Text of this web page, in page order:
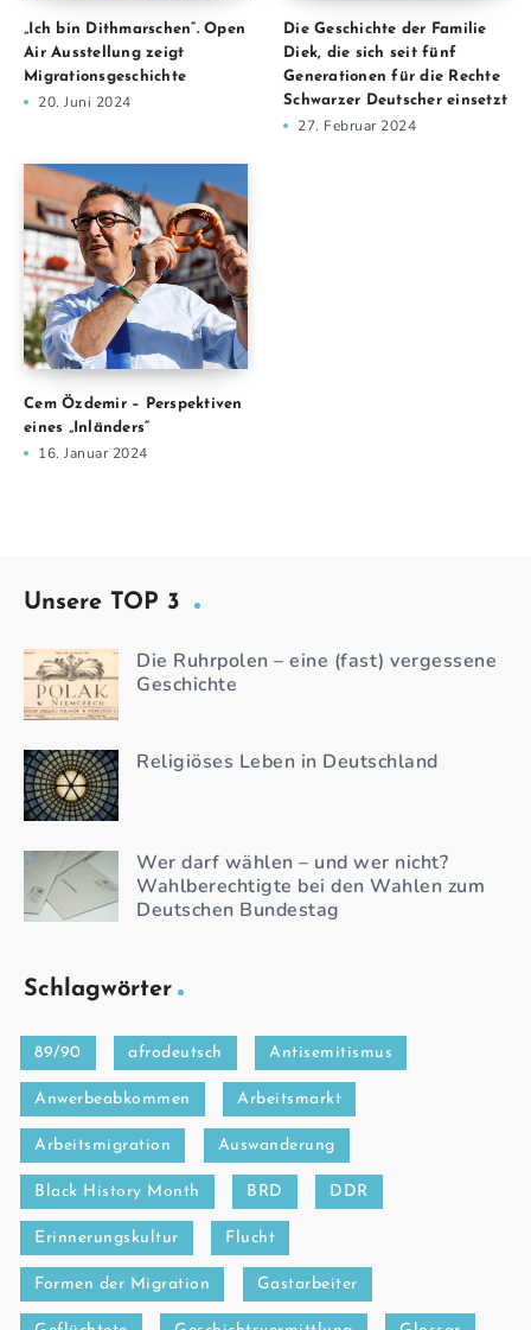
„Ich bin Dithmarschen“. Open
Air Ausstellung zeigt
Migrationsgeschichte
20. Juni 2024
Die Geschichte der Familie
Diek, die sich seit fünf
Generationen für die Rechte
Schwarzer Deutscher einsetzt
27. Februar 2024
Cem Özdemir – Perspektiven
eines „Inländers“
16. Januar 2024
Unsere TOP 3
Die Ruhrpolen – eine (fast) vergessene
Geschichte
Religiöses Leben in Deutschland
Wer darf wählen – und wer nicht?
Wahlberechtigte bei den Wahlen zum
Deutschen Bundestag
Schlagwörter
89/90 afrodeutsch Antisemitismus
Anwerbeabkommen Arbeitsmarkt
Arbeitsmigration Auswanderung
Black History Month BRD DDR
Erinnerungskultur Flucht
Formen der Migration Gastarbeiter